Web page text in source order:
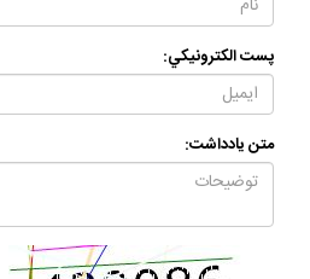
پست الكترونيكي:
متن يادداشت: